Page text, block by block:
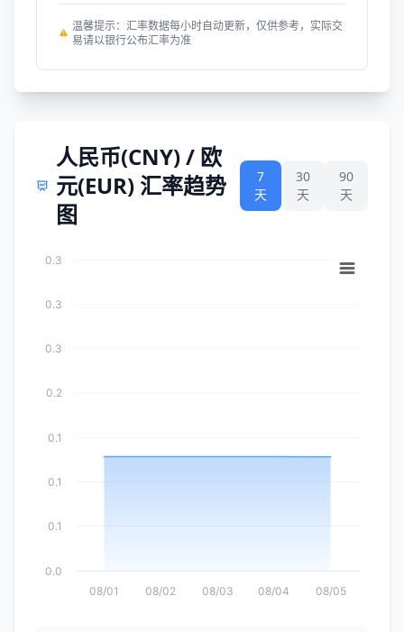
温馨提示：汇率数据每小时自动更新，仅供参考，实际交
易请以银行公布汇率为准
人民币(CNY) / 欧
元(EUR) 汇率趋势
图
7
天
30
天
90
天
08/01 08/02 08/03 08/04 08/05
0.0
0.1
0.1
0.1
0.2
0.3
0.3
0.3